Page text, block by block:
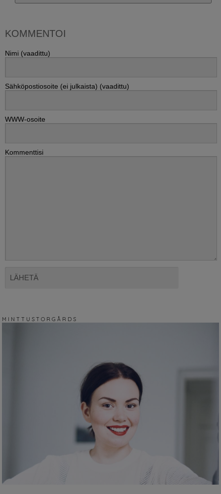
KOMMENTOI
Nimi (vaadittu)
Sähköpostiosoite (ei julkaista) (vaadittu)
WWW-osoite
Kommenttisi
M I N T T U S T O R G Å R D S